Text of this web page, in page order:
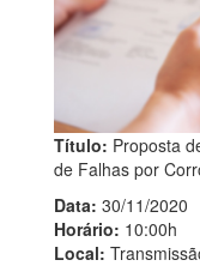
Título: Proposta
de Falhas por
Data: 30/11/2020
Horário: 10:00h
Local: